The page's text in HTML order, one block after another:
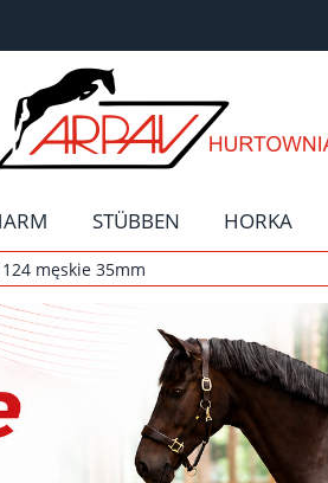
STÜBBEN HORKA
męskie 35mm